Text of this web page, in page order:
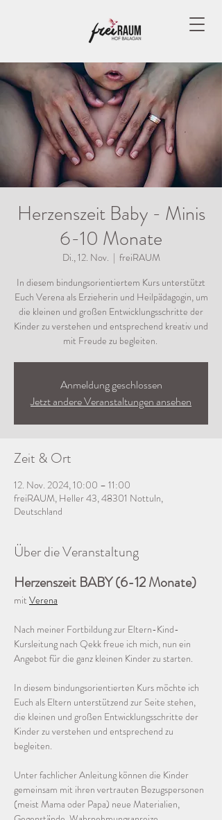
Herzenszeit Baby - Minis
6-10 Monate
Di., 12. Nov.
  |
freiRAUM
In diesem bindungsorientiertem Kurs unterstützt
Euch Verena als Erzieherin und Heilpädagogin, um
die kleinen und großen Entwicklungsschritte der
Kinder zu verstehen und entsprechend kreativ und
mit Freude zu begleiten.
Anmeldung geschlossen
Jetzt andere Veranstaltungen ansehen
Zeit & Ort
12. Nov. 2024, 10:00 – 11:00
freiRAUM, Heller 43, 48301 Nottuln,
Deutschland
Über die Veranstaltung
Herzenszeit BABY (6-12 Monate)
mit Verena
Nach meiner Fortbildung zur Eltern-Kind-
Kursleitung nach Qekk freue ich mich, nun ein
Angebot für die ganz kleinen Kinder zu starten.
In diesem bindungsorientierten Kurs möchte ich
Euch als Eltern unterstützend zur Seite stehen,
die kleinen und großen Entwicklungsschritte der
Kinder zu verstehen und entsprechend zu
begleiten.
Unter fachlicher Anleitung können die Kinder
gemeinsam mit ihren vertrauten Bezugspersonen
(meist Mama oder Papa) neue Materialien,